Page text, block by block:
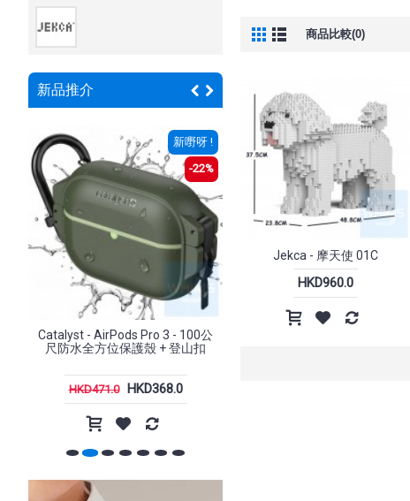
新品推介
新嘢呀 !
-1%
Catalyst - Influence Case,
MagSafe Compatible iPhone 17
HKD471.0 HKD468.0
商品比較(0)
Jekca - 摩天使 01C
HKD960.0